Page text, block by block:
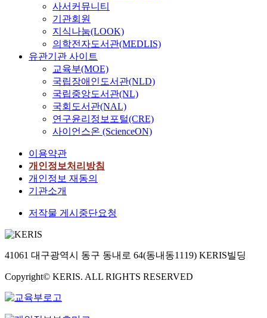
사서커뮤니티
기관회원
지식나눔(LOOK)
의학전자도서관(MEDLIS)
유관기관 사이트
교육부(MOE)
국립장애인도서관(NLD)
국립중앙도서관(NL)
국회도서관(NAL)
연구윤리정보포털(CRE)
사이언스온 (ScienceON)
이용약관
개인정보처리방침
개인정보 재동의
기관소개
저작물 게시중단요청
41061 대구광역시 동구 동내로 64(동내동1119) KERIS빌딩
Copyright© KERIS. ALL RIGHTS RESERVED